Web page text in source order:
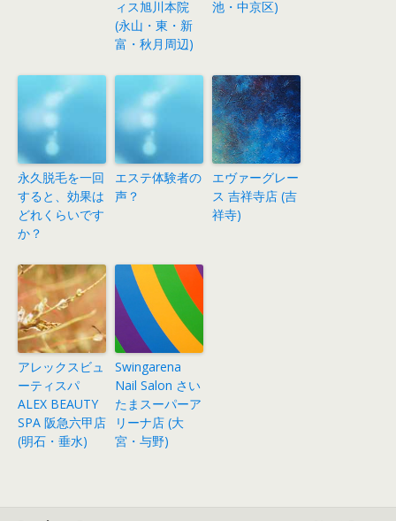
ィス旭川本院
(永山・東・新
富・秋月周辺)
池・中京区)
永久脱毛を一回
すると、効果は
どれくらいです
か？
エステ体験者の
声？
エヴァーグレー
ス 吉祥寺店 (吉
祥寺)
アレックスビュ
ーティスパ
ALEX BEAUTY
SPA 阪急六甲店
(明石・垂水)
Swingarena
Nail Salon さい
たまスーパーア
リーナ店 (大
宮・与野)